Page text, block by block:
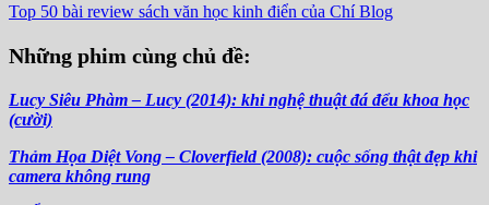
Top 50 bài review sách văn học kinh điển của Chí Blog
Những phim cùng chủ đề:
Lucy Siêu Phàm – Lucy (2014): khi nghệ thuật đá đểu khoa học
(cười)
Thảm Họa Diệt Vong – Cloverfield (2008): cuộc sống thật đẹp khi
camera không rung